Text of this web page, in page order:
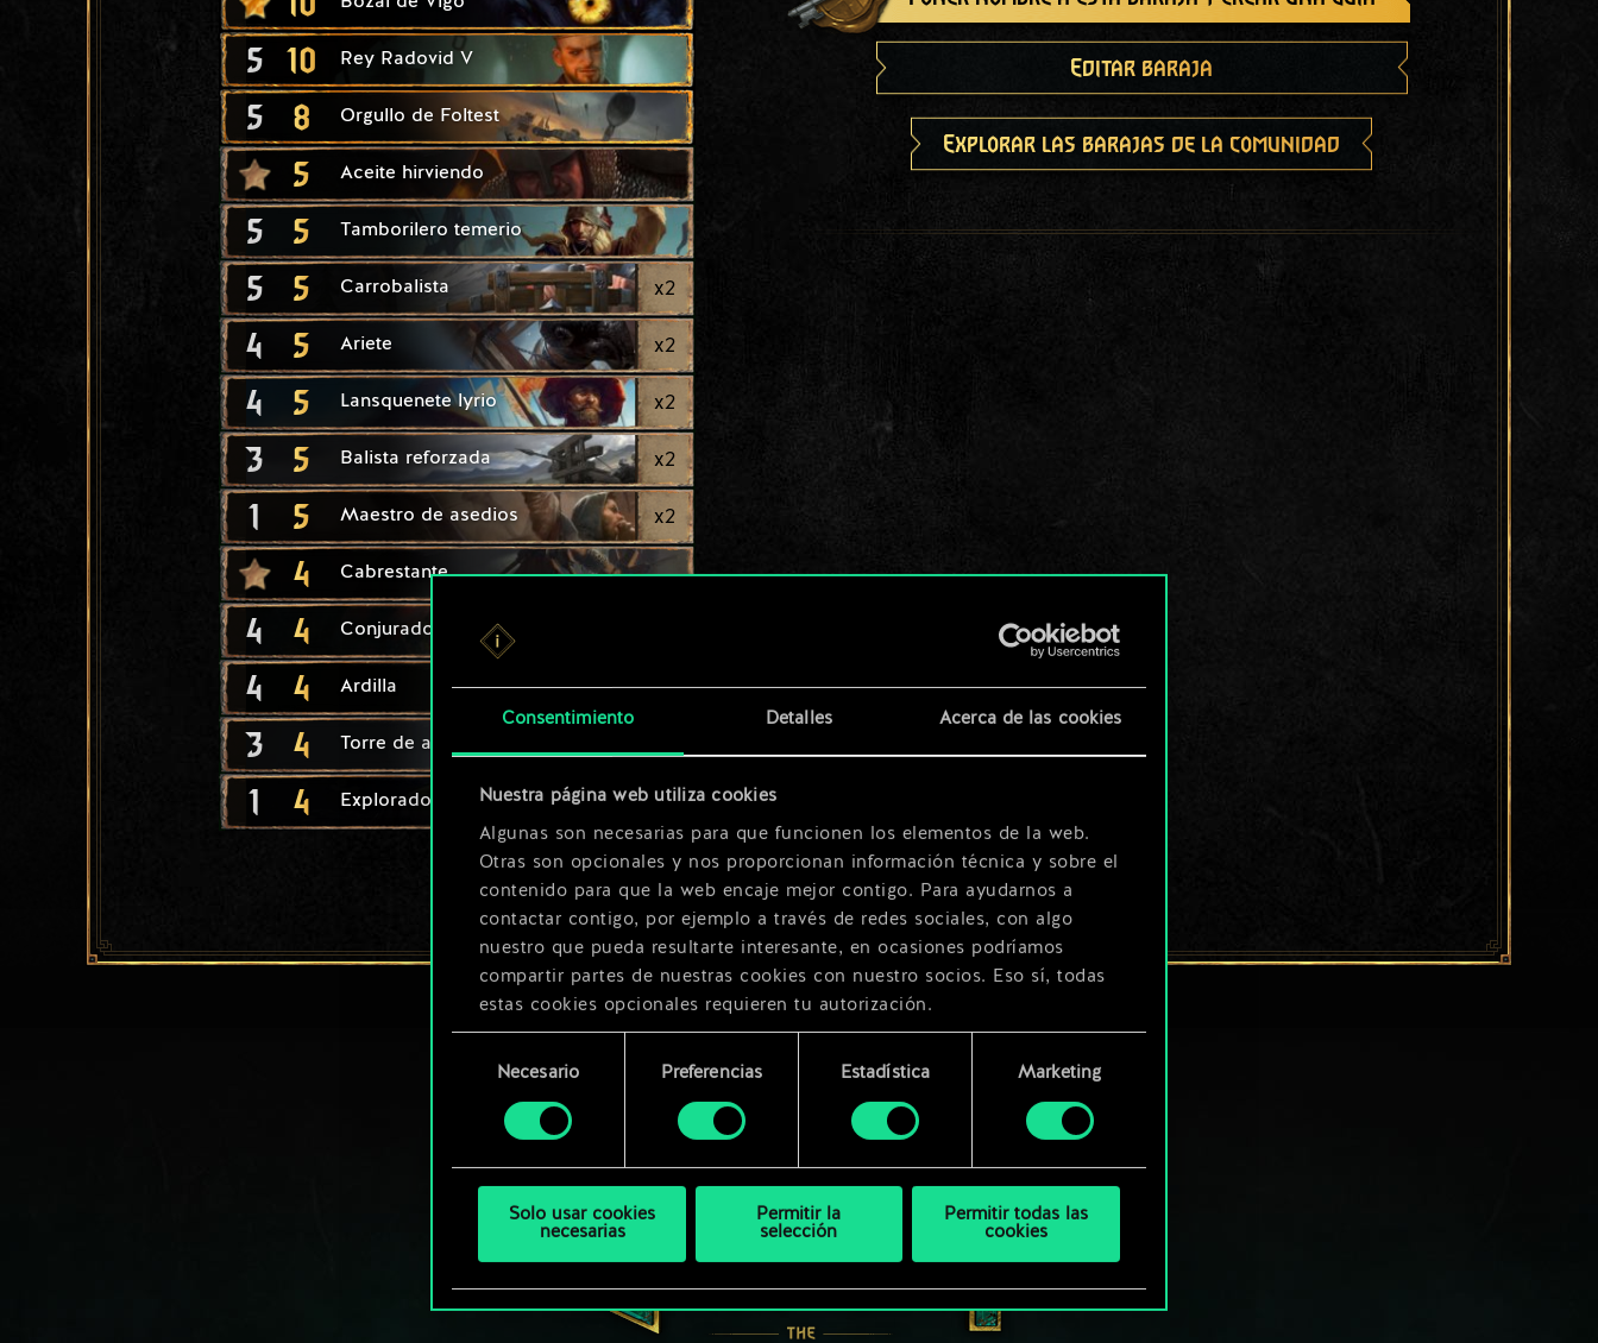
Consentimiento Detalles Acerca de las cookies
Nuestra página web utiliza cookies
Algunas son necesarias para que funcionen los elementos de la web.
Otras son opcionales y nos proporcionan información técnica y sobre el
contenido para que la web encaje mejor contigo. Para ayudarnos a
contactar contigo, por ejemplo a través de redes sociales, con algo
nuestro que pueda resultarte interesante, en ocasiones podríamos
compartir partes de nuestras cookies con nuestro socios. Eso sí, todas
estas cookies opcionales requieren tu autorización.
Encontrarás todos los detalles sobre nuestro uso de las cookies y
más abajo.
consentimiento
Necesario Preferencias Estadística Marketing
Solo usar cookies
necesarias
Permitir la
selección
Permitir todas las
cookies
5 10 Rey Radovid V
5 8 Orgullo de Foltest
5 Aceite hirviendo
5 5 Tamborilero temerio
5 5 Carrobalista x2
4 5 Ariete x2
4 5 Lansquenete lyrio x2
3 5 Balista reforzada x2
1 5 Maestro de asedios x2
4 Cabrestante
4 4 Conjurador
4 4 Ardilla
3 4 Torre de asedio
1 4 Explorador del Grifo
Editar baraja
Explorar las barajas de la comunidad